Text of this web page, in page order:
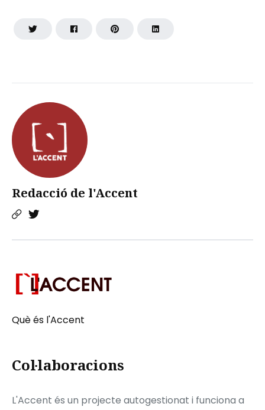
Redacció de l'Accent
Què és l'Accent
Col·laboracions
L'Accent és un projecte autogestionat i funciona a